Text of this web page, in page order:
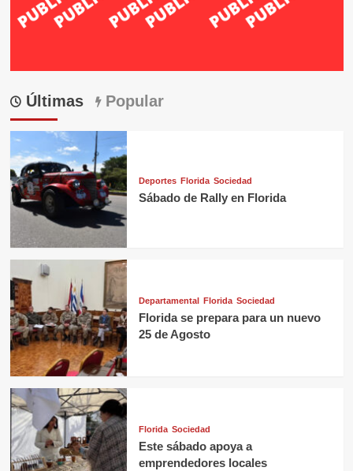
Últimas Popular
Deportes Florida Sociedad
Sábado de Rally en Florida
Departamental Florida Sociedad
Florida se prepara para un nuevo
25 de Agosto
Florida Sociedad
Este sábado apoya a
emprendedores locales